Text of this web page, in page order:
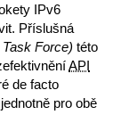
IPv6
Příslušná
Force) této
API
de facto
pro obě